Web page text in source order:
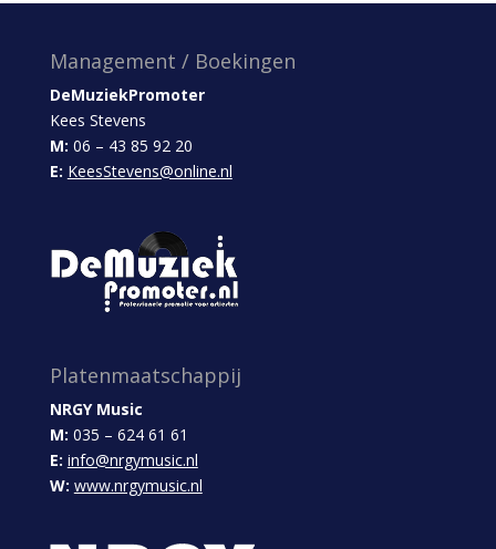
Management / Boekingen
DeMuziekPromoter
Kees Stevens
M: 06 – 43 85 92 20
E: KeesStevens@online.nl
Platenmaatschappij
NRGY Music
M: 035 – 624 61 61
E: info@nrgymusic.nl
W: www.nrgymusic.nl